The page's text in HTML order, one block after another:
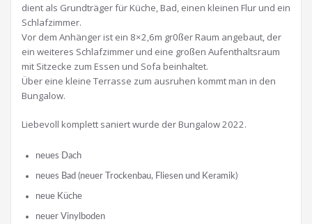
dient als Grundträger für Küche, Bad, einen kleinen Flur und ein
Schlafzimmer.
Vor dem Anhänger ist ein 8×2,6m gr0ßer Raum angebaut, der
ein weiteres Schlafzimmer und eine großen Aufenthaltsraum
mit Sitzecke zum Essen und Sofa beinhaltet.
Über eine kleine Terrasse zum ausruhen kommt man in den
Bungalow.
Liebevoll komplett saniert wurde der Bungalow 2022.
neues Dach
neues Bad (neuer Trockenbau, Fliesen und Keramik)
neue Küche
neuer Vinylboden